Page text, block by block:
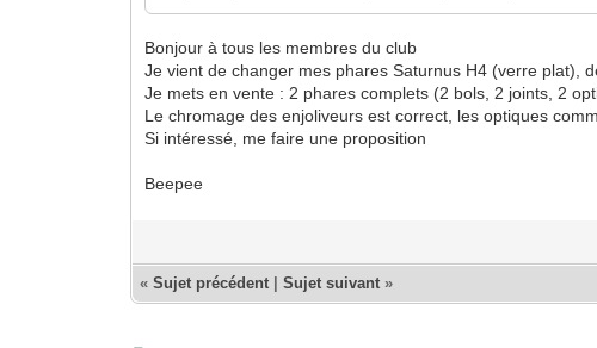
Bonjour à tous les membres du club
Je vient de changer mes phares Saturnus H4 (verre plat),
Je mets en vente : 2 phares complets (2 bols, 2 joints, 2
Le chromage des enjoliveurs est correct, les optiques
Si intéressé, me faire une proposition
Beepee
«Sujet précédent |Sujet suivant »